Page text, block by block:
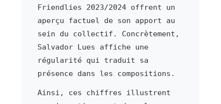
Friendlies 2023/2024 offrent un
aperçu factuel de son apport au
sein du collectif. Concrètement,
Salvador Lues affiche une
régularité qui traduit sa
présence dans les compositions.
Ainsi, ces chiffres illustrent